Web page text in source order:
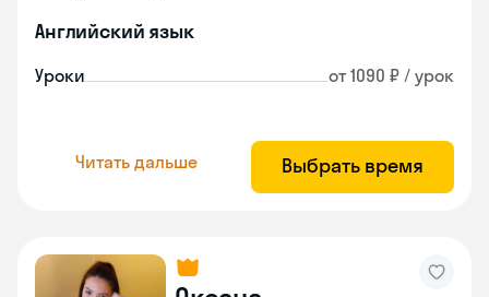
Английский язык
Уроки от 1090 ₽ / урок
Читать дальше Выбрать время